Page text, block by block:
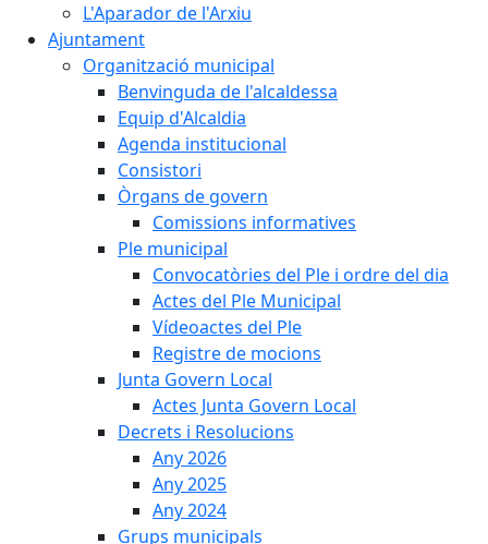
L'Aparador de l'Arxiu
Ajuntament
Organització municipal
Benvinguda de l'alcaldessa
Equip d'Alcaldia
Agenda institucional
Consistori
Òrgans de govern
Comissions informatives
Ple municipal
Convocatòries del Ple i ordre del dia
Actes del Ple Municipal
Vídeoactes del Ple
Registre de mocions
Junta Govern Local
Actes Junta Govern Local
Decrets i Resolucions
Any 2026
Any 2025
Any 2024
Grups municipals